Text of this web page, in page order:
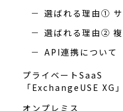
選ばれる理由①
選ばれる理由②
API連携について
プライベートSaaS
「ExchangeUSE XG」
オンプレミス